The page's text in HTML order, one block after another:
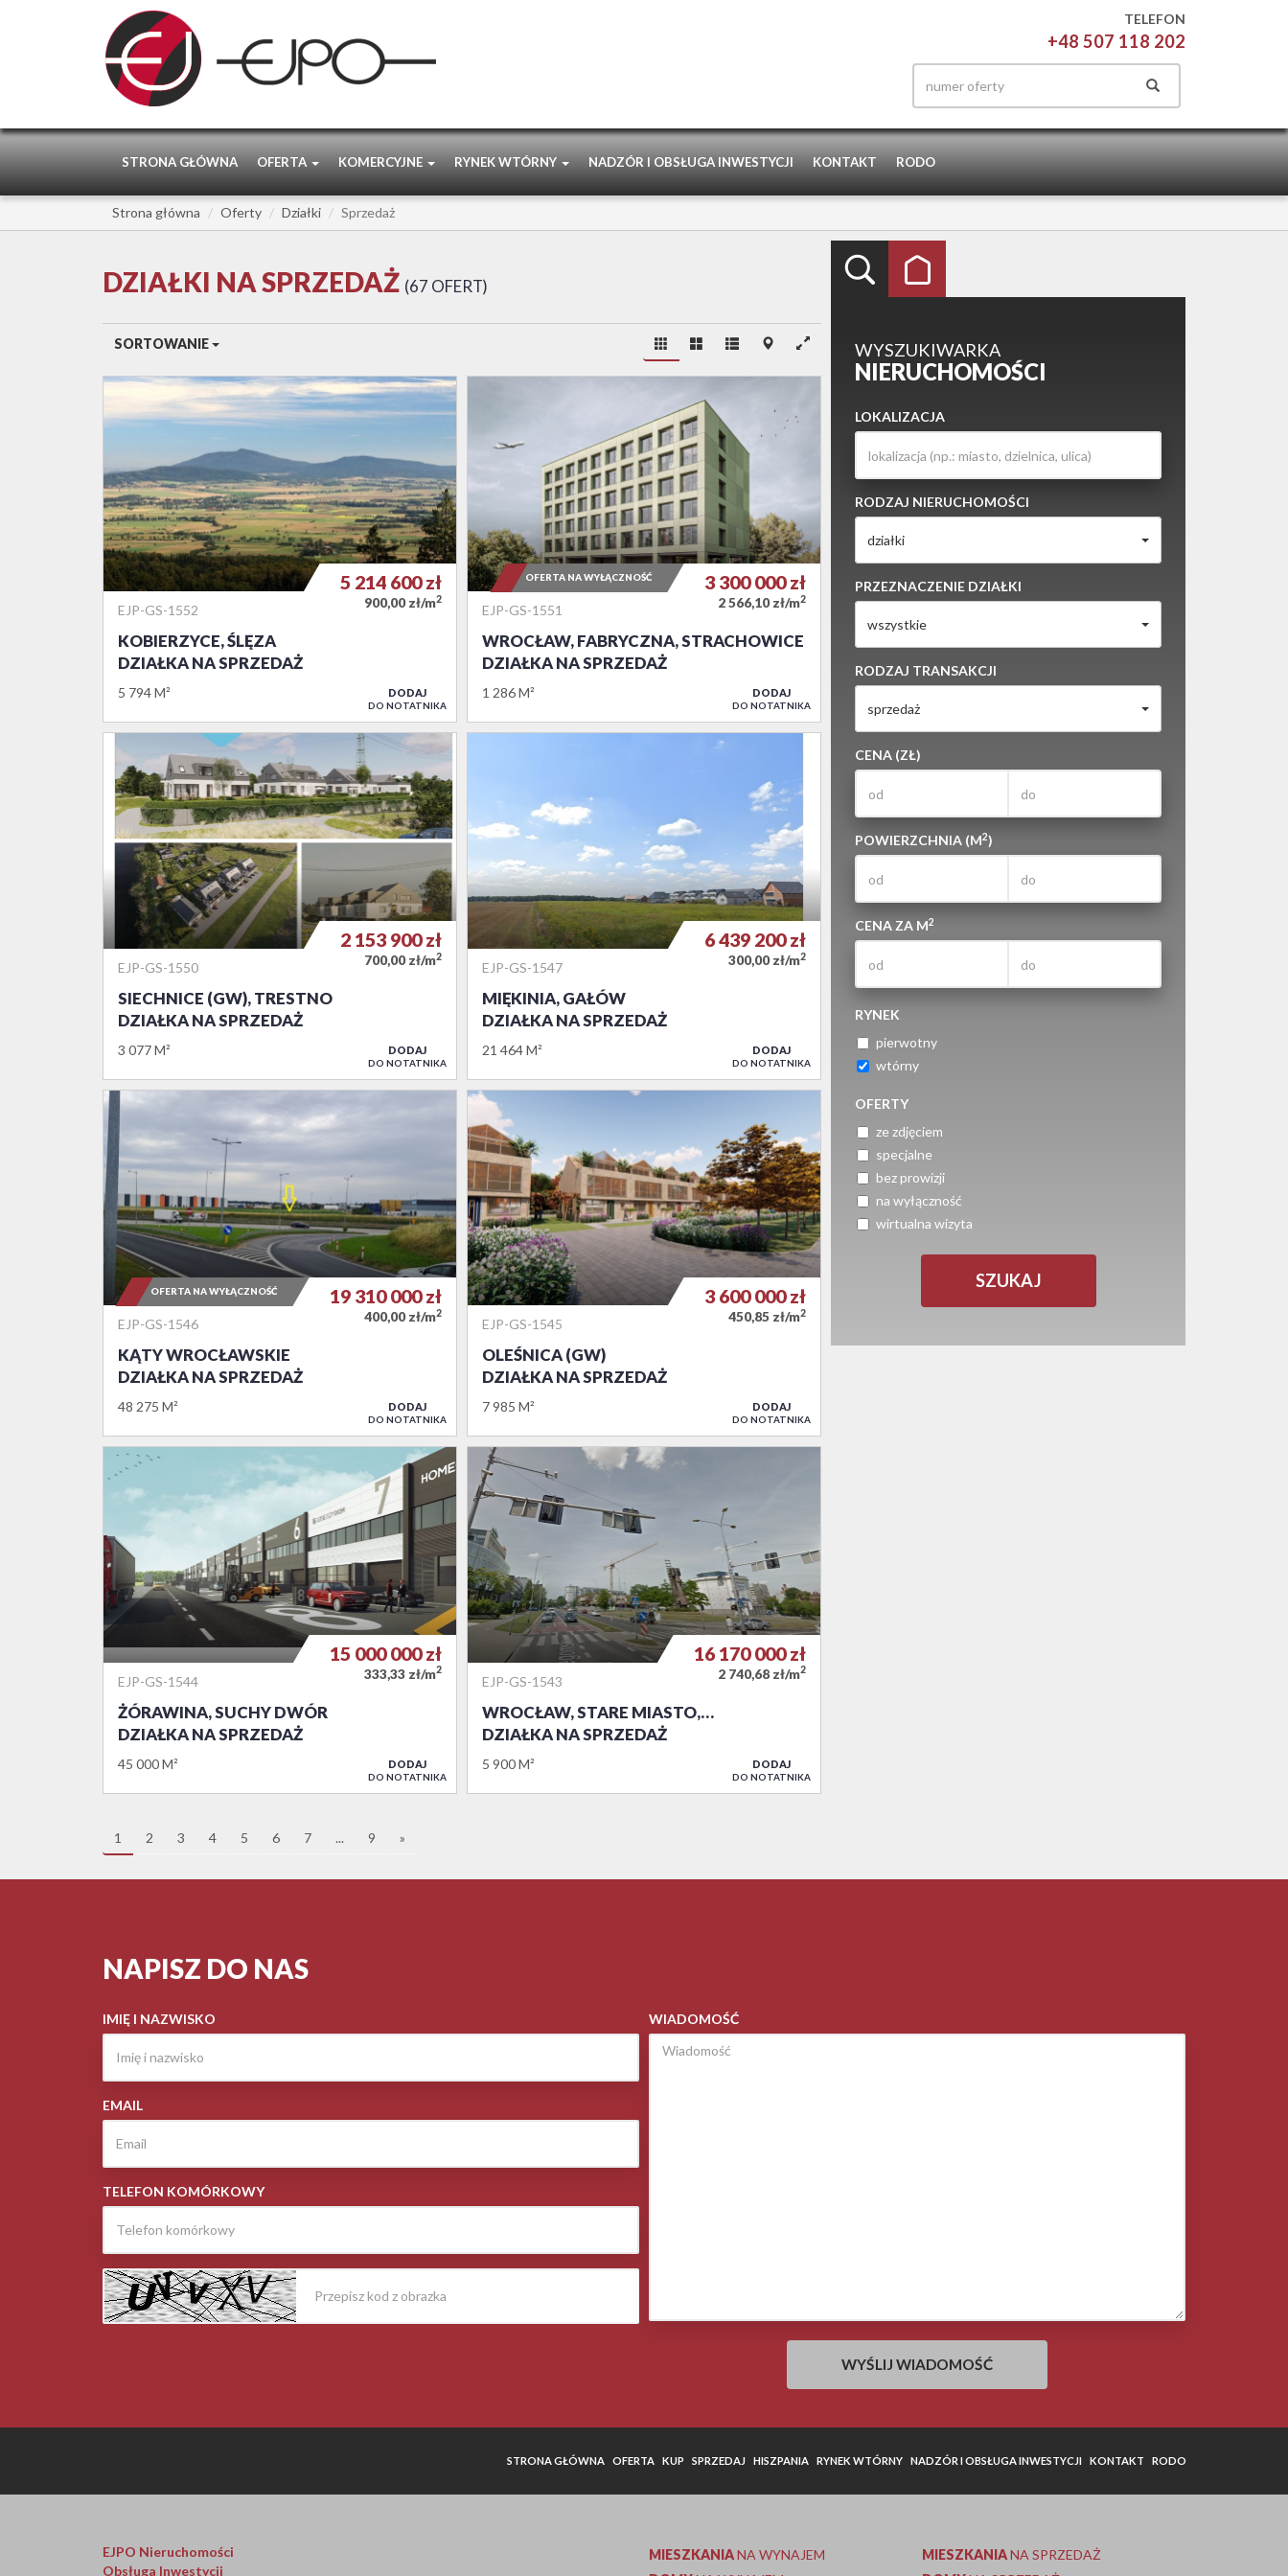
TELEFON
+48 507 118 202
STRONA GŁÓWNA OFERTA KOMERCYJNE RYNEK WTÓRNY NADZÓR I OBSŁUGA INWESTYCJI KONTAKT RODO
Strona główna Oferty Działki Sprzedaż
WYSZUKIWARKA
NIERUCHOMOŚCI
LOKALIZACJA
RODZAJ NIERUCHOMOŚCI
działki
PRZEZNACZENIE DZIAŁKI
wszystkie
RODZAJ TRANSAKCJI
sprzedaż
CENA (ZŁ)
POWIERZCHNIA (M2)
CENA ZA M2
RYNEK
pierwotny
wtórny
OFERTY
ze zdjęciem
specjalne
bez prowizji
na wyłączność
wirtualna wizyta
DZIAŁKI NA SPRZEDAŻ 67 OFERT
SORTOWANIE
EJP-GS-1552
KOBIERZYCE, ŚLĘZA
DZIAŁKA NA SPRZEDAŻ
5 794 M²
5 214 600zł
900,00 zł/m2
DODAJ
DO NOTATNIKA
EJP-GS-1551
WROCŁAW, FABRYCZNA, STRACHOWICE
DZIAŁKA NA SPRZEDAŻ
1 286 M²
3 300 000zł
2 566,10 zł/m2
OFERTA NA WYŁĄCZNOŚĆ
DODAJ
DO NOTATNIKA
EJP-GS-1550
SIECHNICE (GW), TRESTNO
DZIAŁKA NA SPRZEDAŻ
3 077 M²
2 153 900zł
700,00 zł/m2
DODAJ
DO NOTATNIKA
EJP-GS-1547
MIĘKINIA, GAŁÓW
DZIAŁKA NA SPRZEDAŻ
21 464 M²
6 439 200zł
300,00 zł/m2
DODAJ
DO NOTATNIKA
EJP-GS-1546
KĄTY WROCŁAWSKIE
DZIAŁKA NA SPRZEDAŻ
48 275 M²
19 310 000zł
400,00 zł/m2
OFERTA NA WYŁĄCZNOŚĆ
DODAJ
DO NOTATNIKA
EJP-GS-1545
OLEŚNICA (GW)
DZIAŁKA NA SPRZEDAŻ
7 985 M²
3 600 000zł
450,85 zł/m2
DODAJ
DO NOTATNIKA
EJP-GS-1544
ŻÓRAWINA, SUCHY DWÓR
DZIAŁKA NA SPRZEDAŻ
45 000 M²
15 000 000zł
333,33 zł/m2
DODAJ
DO NOTATNIKA
EJP-GS-1543
WROCŁAW, STARE MIASTO,…
DZIAŁKA NA SPRZEDAŻ
5 900 M²
16 170 000zł
2 740,68 zł/m2
DODAJ
DO NOTATNIKA
1 2 3 4 5 6 7 ... 9 »
NAPISZ DO NAS
IMIĘ I NAZWISKO
EMAIL
TELEFON KOMÓRKOWY
WIADOMOŚĆ
STRONA GŁÓWNA OFERTA KUP SPRZEDAJ HISZPANIA RYNEK WTÓRNY NADZÓR I OBSŁUGA INWESTYCJI KONTAKT RODO
EJPO Nieruchomości
Obsługa Inwestycji
MIESZKANIANA WYNAJEM
MIESZKANIANA SPRZEDAŻ